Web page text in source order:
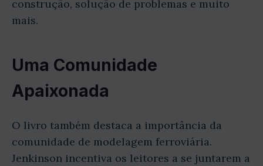
construção, solução de problemas e muito
mais.
Uma Comunidade
Apaixonada
O livro também destaca a importância da
comunidade de modelagem ferroviária.
Jenkinson incentiva os leitores a se juntarem a